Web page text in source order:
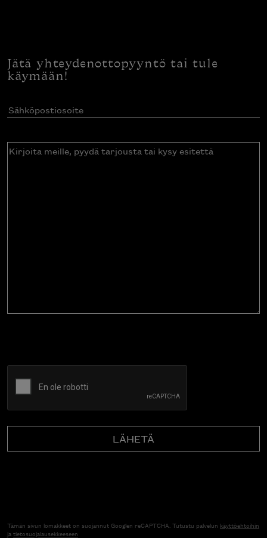
Jätä yhteydenottopyyntö tai tule
käymään!
Sähköpostiosoite(Pakollinen)
Kirjoita
Tämän sivun lomakkeet on suojannut Googlen reCAPTCHA. Tutustu palvelun käyttöehtoihin
jatietosuojalausekkeeseen